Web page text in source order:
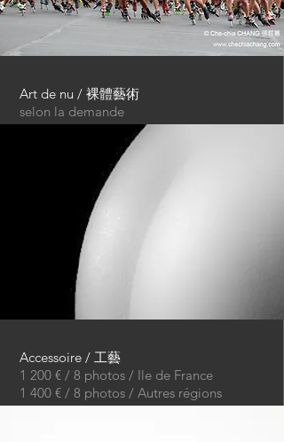
Art de nu / 裸體藝術
selon la demande
Accessoire / 工藝
1 200 € / 8 photos / Ile de France
1 400 € / 8 photos / Autres régions